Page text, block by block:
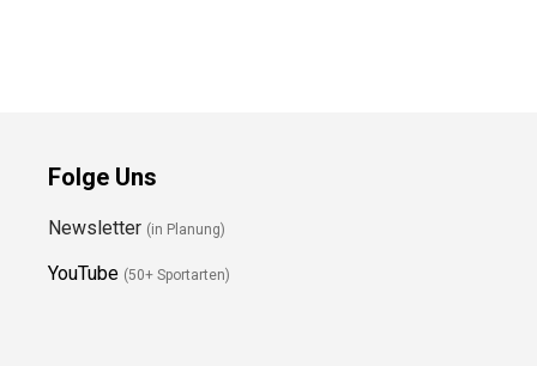
Folge Uns
Newsletter (in Planung)
YouTube (50+ Sportarten)